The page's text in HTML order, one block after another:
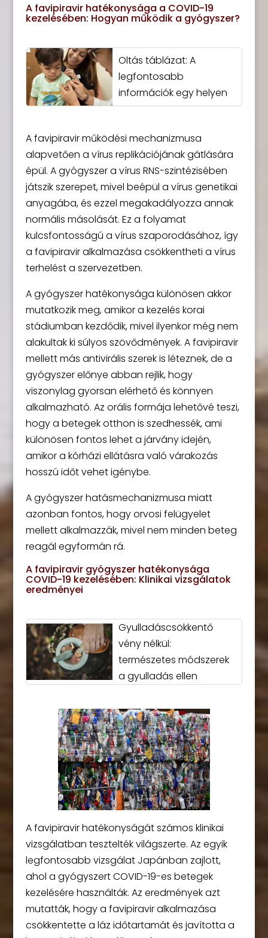
A favipiravir hatékonysága a COVID-19
kezelésében: Hogyan működik a gyógyszer?
Oltás táblázat: A
legfontosabb
információk egy helyen
A favipiravir működési mechanizmusa
alapvetően a vírus replikációjának gátlására
épül. A gyógyszer a vírus RNS-szintézisében
játszik szerepet, mivel beépül a vírus genetikai
anyagába, és ezzel megakadályozza annak
normális másolását. Ez a folyamat
kulcsfontosságú a vírus szaporodásához, így
a favipiravir alkalmazása csökkentheti a vírus
terhelést a szervezetben.
A gyógyszer hatékonysága különösen akkor
mutatkozik meg, amikor a kezelés korai
stádiumban kezdődik, mivel ilyenkor még nem
alakultak ki súlyos szövődmények. A favipiravir
mellett más antivirális szerek is léteznek, de a
gyógyszer előnye abban rejlik, hogy
viszonylag gyorsan elérhető és könnyen
alkalmazható. Az orális formája lehetővé teszi,
hogy a betegek otthon is szedhessék, ami
különösen fontos lehet a járvány idején,
amikor a kórházi ellátásra való várakozás
hosszú időt vehet igénybe.
A gyógyszer hatásmechanizmusa miatt
azonban fontos, hogy orvosi felügyelet
mellett alkalmazzák, mivel nem minden beteg
reagál egyformán rá.
A favipiravir gyógyszer hatékonysága
COVID-19 kezelésében: Klinikai vizsgálatok
eredményei
Gyulladáscsökkentő
vény nélkül:
természetes módszerek
a gyulladás ellen
A favipiravir hatékonyságát számos klinikai
vizsgálatban tesztelték világszerte. Az egyik
legfontosabb vizsgálat Japánban zajlott,
ahol a gyógyszert COVID-19-es betegek
kezelésére használták. Az eredmények azt
mutatták, hogy a favipiravir alkalmazása
csökkentette a láz időtartamát és javította a